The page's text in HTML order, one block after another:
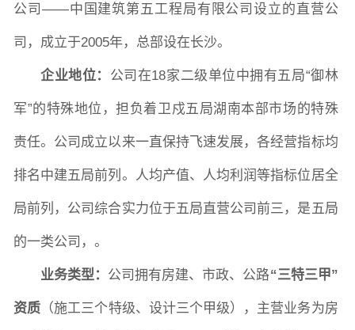
图片新闻
院长致词 学院简介 现任领导 各系介绍
院党委 院工会 教授委员会
公司——中国建筑第五工程局有限公司设立的直营公
司，成立于2005年，总部设在长沙。
企业地位： 公司在18家二级单位中拥有五局“御林
军”的特殊地位，担负着卫戍五局湖南本部市场的特殊
责任。公司成立以来一直保持飞速发展，各经营指标均
排名中建五局前列。人均产值、人均利润等指标位居全
局前列，公司综合实力位于五局直营公司前三，是五局
的一类公司，。
业务类型： 公司拥有房建、市政、公路“三特三甲”
资质 （施工三个特级、设计三个甲级），主营业务为房